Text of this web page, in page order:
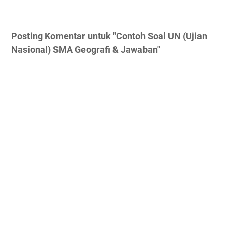
Posting Komentar untuk "Contoh Soal UN (Ujian
Nasional) SMA Geografi & Jawaban"